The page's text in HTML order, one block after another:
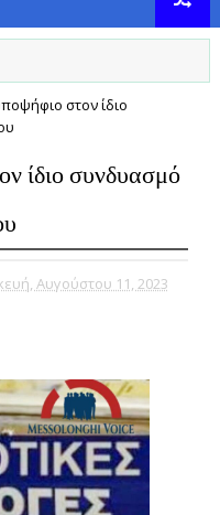
στον ίδιο
ίδιο συνδυασμό
Αυγούστου 11, 2023